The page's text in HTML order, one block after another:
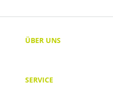
ÜBER UNS
SERVICE